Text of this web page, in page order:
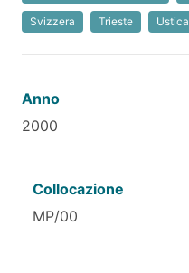
Svizzera Trieste Ustica
Anno
2000
Collocazione
MP/00